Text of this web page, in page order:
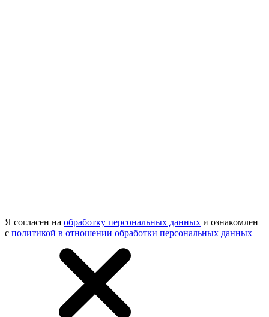
Я согласен на обработку персональных данных и ознакомлен
с политикой в отношении обработки персональных данных